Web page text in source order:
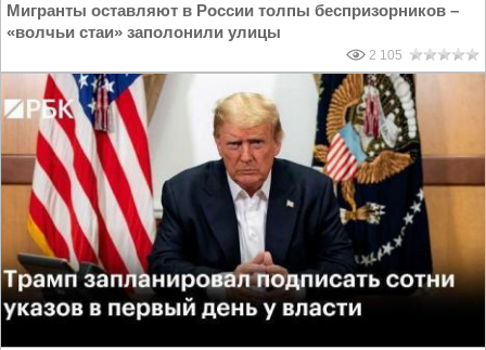
Мигранты оставляют в России толпы беспризорников –
«волчьи стаи» заполонили улицы
2 105